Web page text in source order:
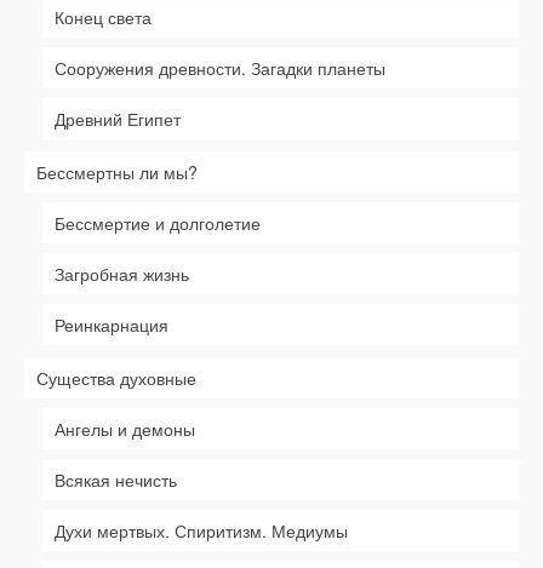
Конец света
Сооружения древности. Загадки планеты
Древний Египет
Бессмертны ли мы?
Бессмертие и долголетие
Загробная жизнь
Реинкарнация
Существа духовные
Ангелы и демоны
Всякая нечисть
Духи мертвых. Спиритизм. Медиумы